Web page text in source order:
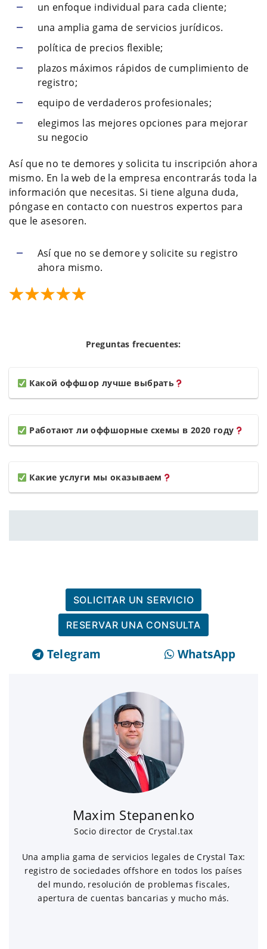
un enfoque individual para cada cliente;
una amplia gama de servicios jurídicos.
política de precios flexible;
plazos máximos rápidos de cumplimiento de
registro;
equipo de verdaderos profesionales;
elegimos las mejores opciones para mejorar
su negocio
Así que no te demores y solicita tu inscripción ahora
mismo. En la web de la empresa encontrarás toda la
información que necesitas. Si tiene alguna duda,
póngase en contacto con nuestros expertos para
que le asesoren.
Así que no se demore y solicite su registro
ahora mismo.
Preguntas frecuentes:
Какой оффшор лучше выбрать
Работают ли оффшорные схемы в 2020 году
Какие услуги мы оказываем
SOLICITAR UN SERVICIO
RESERVAR UNA CONSULTA
Telegram WhatsApp
Maxim Stepanenko
Socio director de Crystal.tax
Una amplia gama de servicios legales de Crystal Tax:
registro de sociedades offshore en todos los países
del mundo, resolución de problemas fiscales,
apertura de cuentas bancarias y mucho más.